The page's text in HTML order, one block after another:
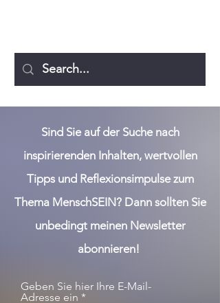
Sind Sie auf der Suche nach
inspirierenden Inhalten, wertvollen
Tipps und Reflexionsimpulse zum
Thema MenschSEIN? Dann sollten Sie
unbedingt meinen Newsletter
abonnieren!
Geben Sie hier Ihre E-Mail-
Adresse ein